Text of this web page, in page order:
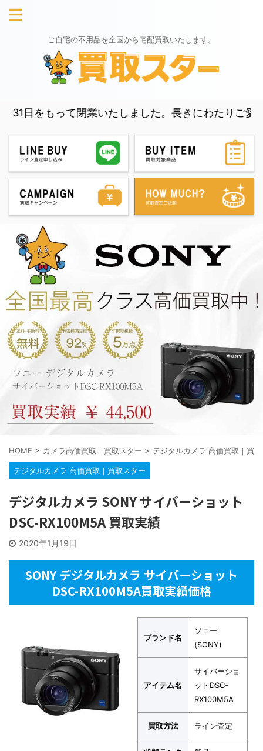
ご自宅の不用品を全国から宅配買取いたします。
て閉業いたしました。長きにわたりご愛顧いただき
HOME > カメラ高価買取｜買取スター > デジタルカメラ 高価買取｜買
デジタルカメラ 高価買取｜買取スター
デジタルカメラ SONY サイバーショット
DSC-RX100M5A 買取実績
2020年1月19日
SONY デジタルカメラ サイバーショット
DSC-RX100M5A買取実績価格
ブランド名
ソニー
(SONY)
アイテム名
サイバーショ
ットDSC-
RX100M5A
買取方法 ライン査定